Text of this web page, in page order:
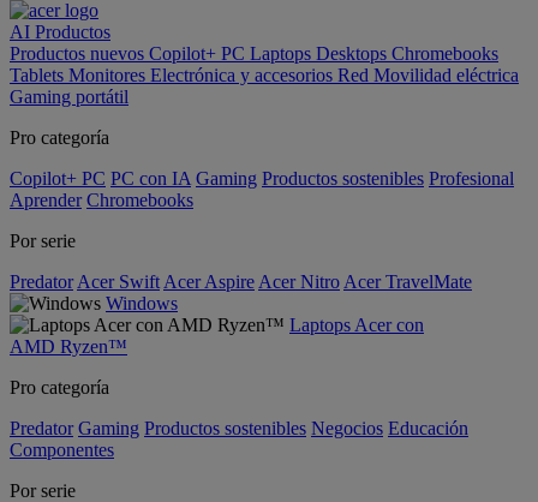
AI Productos
Productos nuevos Copilot+ PC Laptops Desktops Chromebooks
Tablets Monitores Electrónica y accesorios Red Movilidad eléctrica
Gaming portátil
Pro categoría
Copilot+ PC PC con IA Gaming Productos sostenibles Profesional
Aprender Chromebooks
Por serie
Predator Acer Swift Acer Aspire Acer Nitro Acer TravelMate
Windows
Laptops Acer con
AMD Ryzen™
Pro categoría
Predator Gaming Productos sostenibles Negocios Educación
Componentes
Por serie